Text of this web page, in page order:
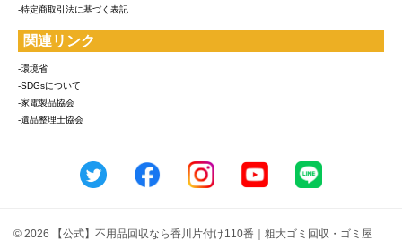
-特定商取引法に基づく表記
関連リンク
-環境省
-SDGsについて
-家電製品協会
-遺品整理士協会
© 2026 【公式】不用品回収なら香川片付け110番｜粗大ゴミ回収・ゴミ屋